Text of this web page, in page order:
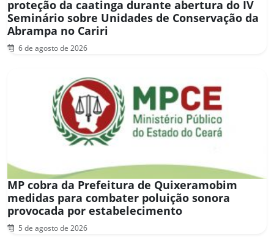
proteção da caatinga durante abertura do IV
Seminário sobre Unidades de Conservação da
Abrampa no Cariri
6 de agosto de 2026
MP cobra da Prefeitura de Quixeramobim
medidas para combater poluição sonora
provocada por estabelecimento
5 de agosto de 2026